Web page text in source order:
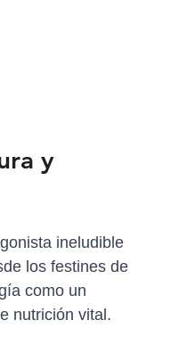
y
ineludible
los festines de
como un
nutrición vital.